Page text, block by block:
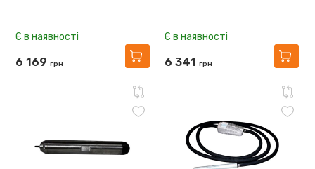
Є в наявності
6 169 грн
Є в наявності
6 341 грн